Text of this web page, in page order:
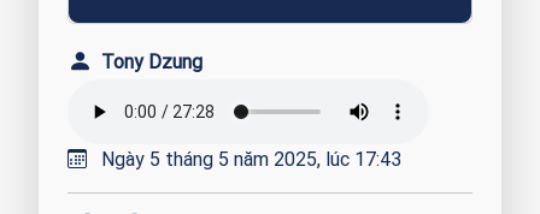
Tony Dzung
Ngày 5 tháng 5 năm 2025, lúc 17:43